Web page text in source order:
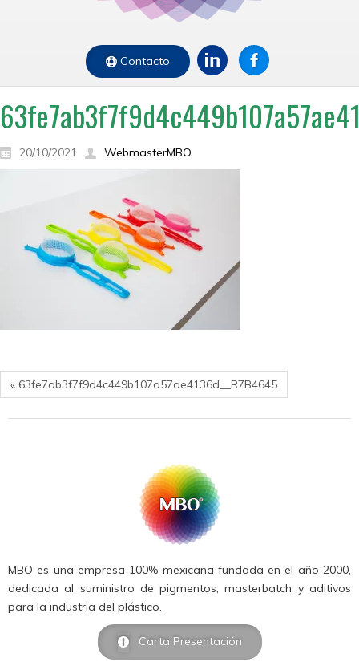
Contacto
20/10/2021 WebmasterMBO
« 63fe7ab3f7f9d4c449b107a57ae4136d__R7B4645
MBO es una empresa 100% mexicana fundada en el año 2000,
dedicada al suministro de pigmentos, masterbatch y aditivos
para la industria del plástico.
Carta Presentación